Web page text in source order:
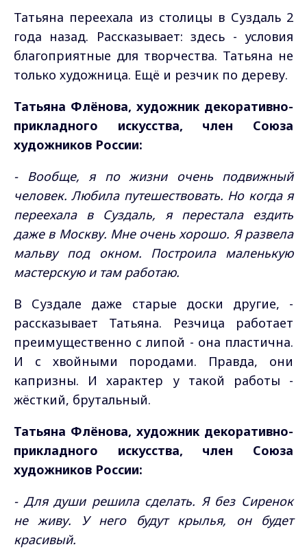
Татьяна переехала из столицы в Суздаль 2
года назад. Рассказывает: здесь - условия
благоприятные для творчества. Татьяна не
только художница. Ещё и резчик по дереву.
Татьяна Флёнова, художник декоративно-
прикладного искусства, член Союза
художников России:
- Вообще, я по жизни очень подвижный
человек. Любила путешествовать. Но когда я
переехала в Суздаль, я перестала ездить
даже в Москву. Мне очень хорошо. Я развела
мальву под окном. Построила маленькую
мастерскую и там работаю.
В Суздале даже старые доски другие, -
рассказывает Татьяна. Резчица работает
преимущественно с липой - она пластична.
И с хвойными породами. Правда, они
капризны. И характер у такой работы -
жёсткий, брутальный.
Татьяна Флёнова, художник декоративно-
прикладного искусства, член Союза
художников России:
- Для души решила сделать. Я без Сиренок
не живу. У него будут крылья, он будет
красивый.